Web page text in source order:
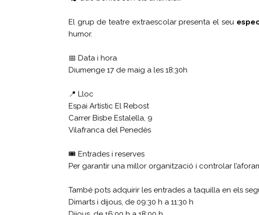
El grup de teatre extraescolar presenta el seu
humor.
📅 Data i hora
Diumenge 17 de maig a les 18:30h
📍 Lloc
Espai Artístic El Rebost
Carrer Bisbe Estalella, 9
Vilafranca del Penedès
🎟️ Entrades i reserves
Per garantir una millor organització i controlar
També pots adquirir les entrades a taquilla en els
Dimarts i dijous, de 09:30 h a 11:30 h